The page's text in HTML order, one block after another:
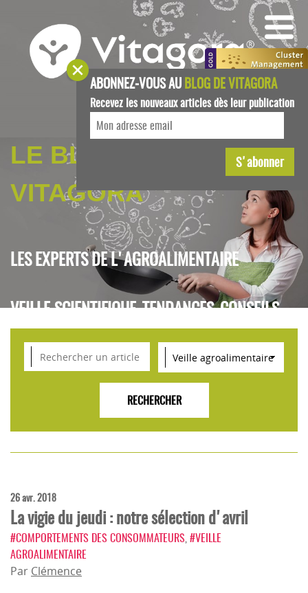
LE BLOG DE
VITAGORA
LES EXPERTS DE L'AGROALIMENTAIRE
VEILLE SCIENTIFIQUE, TENDANCES, CONSEILS
POUR L'INNOVATION AGROALIMENTAIRE
26 avr. 2018
La vigie du jeudi : notre sélection d'avril
#COMPORTEMENTS DES CONSOMMATEURS #VEILLE
AGROALIMENTAIRE
Par Clémence
ABONNEZ-VOUS AUBLOG DE VITAGORA
Recevez les nouveaux articles dès leur publication